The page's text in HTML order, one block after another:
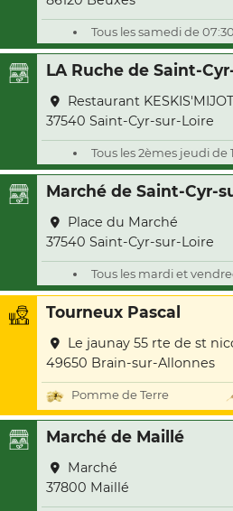
Tous les samedi de
LA Ruche de Saint-
Restaurant
37540 Saint-Cyr-sur-Loire
Tous les 2èmes jeudi de
Marché de Saint-Cyr-
Place du Marché
37540 Saint-Cyr-sur-Loire
Tous les mardi et
Tourneux Pascal
Le jaunay 55 rte de st
49650 Brain-sur-Allonnes
Pomme de Terre
Marché de Maillé
Marché
37800 Maillé